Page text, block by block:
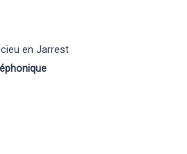
en Jarrest